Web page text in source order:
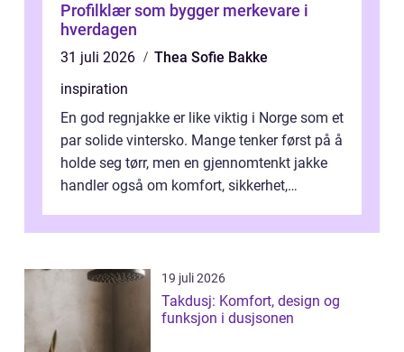
Profilklær som bygger merkevare i
hverdagen
31 juli 2026
Thea Sofie Bakke
inspiration
En god regnjakke er like viktig i Norge som et
par solide vintersko. Mange tenker først på å
holde seg tørr, men en gjennomtenkt jakke
handler også om komfort, sikkerhet,
19 juli 2026
Takdusj: Komfort, design og
funksjon i dusjsonen